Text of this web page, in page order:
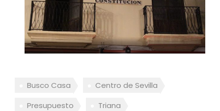
Busco Casa
Centro de Sevilla
Presupuesto
Triana